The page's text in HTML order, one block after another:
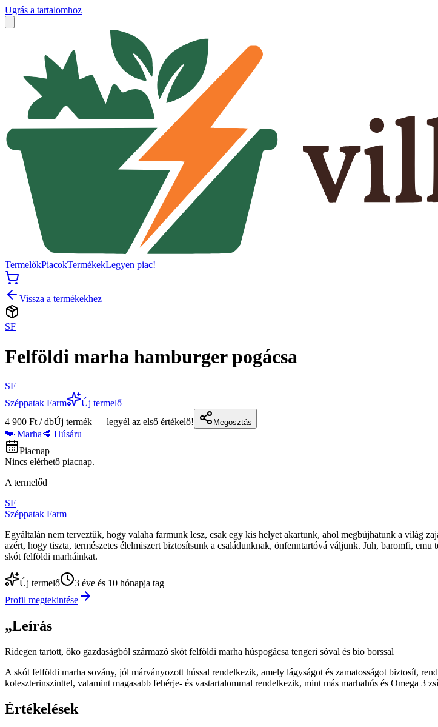
Ugrás a tartalomhoz
TermelőkPiacokTermékekLegyen piac!
Vissza a termékekhez
SF
Felföldi marha hamburger pogácsa
SF
Széppatak Farm
Új termelő
4 900 Ft / dbÚj termék — legyél az első értékelő! Megosztás
🐄 Marha🥩 Húsáru
Piacnap
Nincs elérhető piacnap.
A termelőd
SF
Széppatak Farm
Egyáltalán nem terveztük, hogy valaha farmunk lesz, csak egy kis helyet akartunk, ahol megbújhatunk a világ
azért, hogy tiszta, természetes élelmiszert biztosítsunk a családunknak, önfenntartóvá váljunk. Juh, baromfi,
skót felföldi marháinkat.
Új termelő
3 éve és 10 hónapja tag
Profil megtekintése
„Leírás
Ridegen tartott, öko gazdaságból származó skót felföldi marha húspogácsa tengeri sóval és bio borssal
A skót felföldi marha sovány, jól márványozott hússal rendelkezik, amely lágyságot és zamatosságot biztosít,
koleszterinszinttel, valamint magasabb fehérje- és vastartalommal rendelkezik, mint más marhahús és Omega 3
Értékelések